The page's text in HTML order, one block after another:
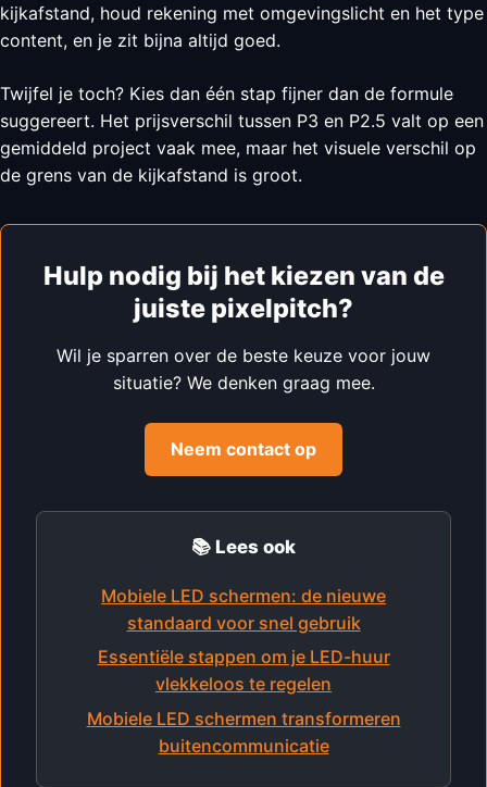
kijkafstand, houd rekening met omgevingslicht en het type
content, en je zit bijna altijd goed.
Twijfel je toch? Kies dan één stap fijner dan de formule
suggereert. Het prijsverschil tussen P3 en P2.5 valt op een
gemiddeld project vaak mee, maar het visuele verschil op
de grens van de kijkafstand is groot.
Hulp nodig bij het kiezen van de
juiste pixelpitch?
Wil je sparren over de beste keuze voor jouw
situatie? We denken graag mee.
Neem contact op
📚 Lees ook
Mobiele LED schermen: de nieuwe
standaard voor snel gebruik
Essentiële stappen om je LED-huur
vlekkeloos te regelen
Mobiele LED schermen transformeren
buitencommunicatie